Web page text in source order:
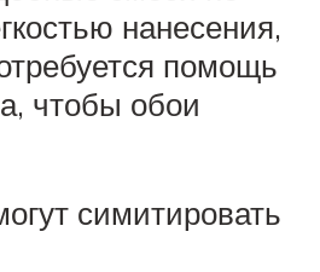
нанесения,
помощь
чтобы обои
симитировать